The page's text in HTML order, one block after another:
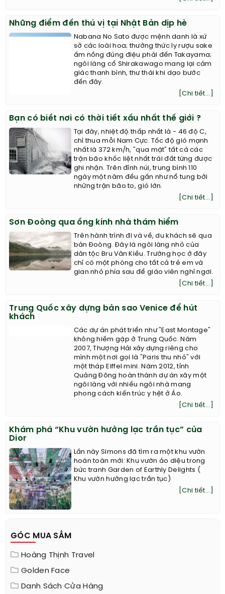
Những điểm đến thú vị tại Nhật Bản dịp hè
Nabana No Sato được mệnh danh là xứ
sở các loài hoa; thưởng thức ly rượu sake
ấm nồng đúng điệu phải đến Takayama;
ngôi làng cổ Shirakawago mang lại cảm
giác thanh bình, thư thái khi dạo bước
đến đây.
[Chi tiết...]
Bạn có biết nơi có thời tiết xấu nhất thế giới ?
Tại đây, nhiệt độ thấp nhất là - 46 độ C,
chỉ thua mỗi Nam Cực. Tốc độ gió mạnh
nhất là 372 km/h, "qua mặt" tất cả các
trận bão khốc liệt nhất trái đất từng được
ghi nhận. Trên đỉnh núi, trung bình 110
ngày một năm đều gần như nổ tung bởi
những trận bão to, gió lớn.
[Chi tiết...]
Sơn Đoòng qua ống kính nhà thám hiểm
Trên hành trình đi và về, du khách sẽ qua
bản Đoòng. Đây là ngôi làng nhỏ của
dân tộc Bru Vân Kiều. Trường học ở đây
chỉ có một phòng cho tất cả trẻ em và
gian nhỏ phía sau để giáo viên nghỉ ngơi.
[Chi tiết...]
Trung Quốc xây dựng bản sao Venice để hút
khách
Các dự án phát triển như "East Montage"
không hiếm gặp ở Trung Quốc. Năm
2007, Thượng Hải xây dựng riêng cho
mình một nơi gọi là "Paris thu nhỏ" với
một tháp Eiffel mini. Năm 2012, tỉnh
Quảng Đông hoàn thành dự án xây một
ngôi làng với nhiều ngôi nhà mang
phong cách kiến trúc y hệt ở Áo.
[Chi tiết...]
Khám phá “Khu vườn hưởng lạc trần tục” của
Dior
Lần này Simons đã tìm ra một khu vườn
hoàn toàn mới: Khu vườn ảo diệu trong
bức tranh Garden of Earthly Delights (
Khu vườn hưởng lạc trần tục)
[Chi tiết...]
GÓC MUA SẮM
Hoàng Thịnh Travel
Golden Face
Danh Sách Cửa Hàng